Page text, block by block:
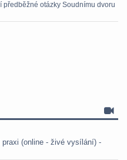
otázky Soudnímu dvoru
praxi (online - živé vysílání) -